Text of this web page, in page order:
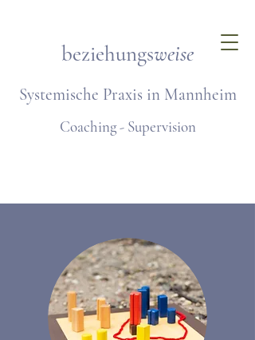
beziehungsweise
Systemische Praxis in Mannheim
Coaching - Supervision